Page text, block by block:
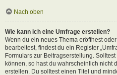
Nach oben
Wie kann ich eine Umfrage erstellen?
Wenn du ein neues Thema eröffnest
bearbeitest, findest du ein Register
Formulars zur Beitragserstellung.
können, so hast du wahrscheinlich nicht
erstellen. Du solltest einen Titel und